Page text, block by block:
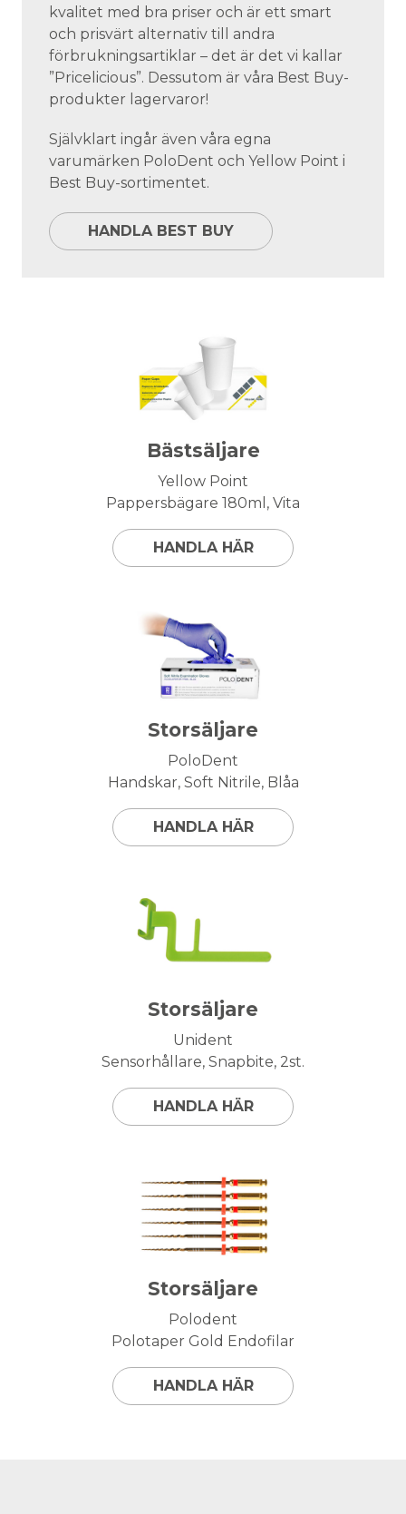
kvalitet med bra priser och är ett smart
och prisvärt alternativ till andra
förbrukningsartiklar – det är det vi kallar
”Pricelicious”. Dessutom är våra Best Buy-
produkter lagervaror!
Självklart ingår även våra egna
varumärken PoloDent och Yellow Point i
Best Buy-sortimentet.
HANDLA BEST BUY
Bästsäljare
Yellow Point
Pappersbägare 180ml, Vita
HANDLA HÄR
Storsäljare
PoloDent
Handskar, Soft Nitrile, Blåa
HANDLA HÄR
Storsäljare
Unident
Sensorhållare, Snapbite, 2st.
HANDLA HÄR
Storsäljare
Polodent
Polotaper Gold Endofilar
HANDLA HÄR